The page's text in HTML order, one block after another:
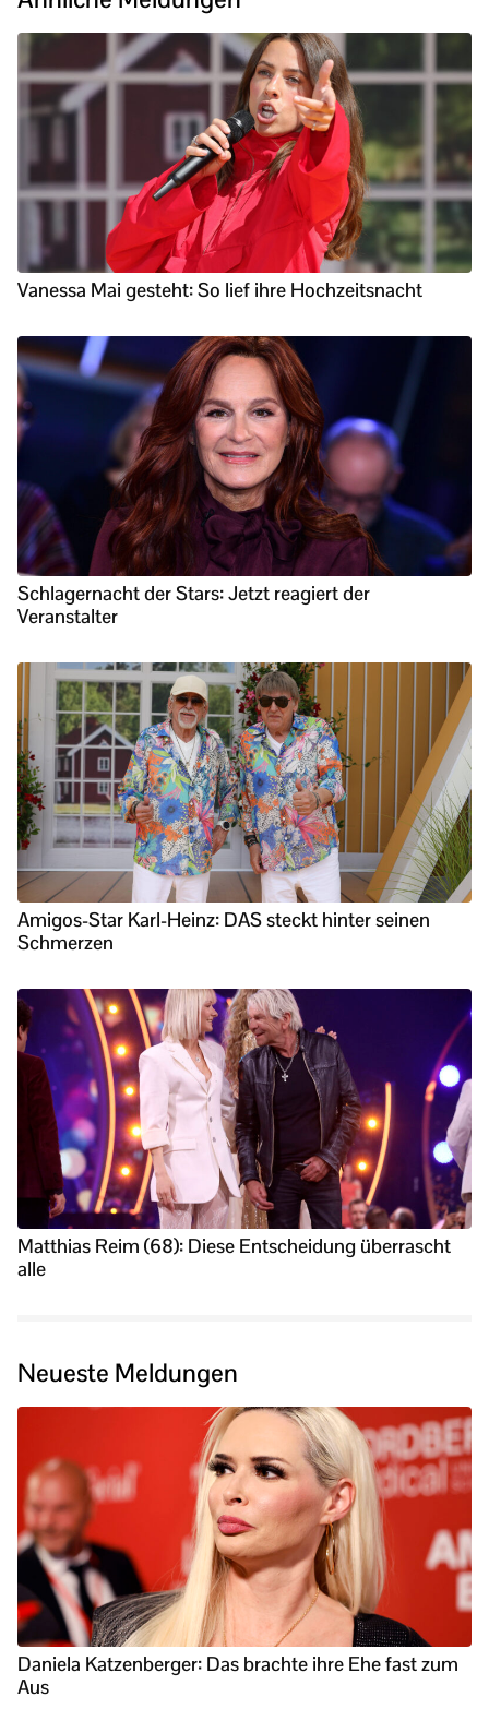
Vanessa Mai gesteht: So lief ihre Hochzeitsnacht
Schlagernacht der Stars: Jetzt reagiert der
Veranstalter
Amigos-Star Karl-Heinz: DAS steckt hinter seinen
Schmerzen
Matthias Reim (68): Diese Entscheidung überrascht
alle
Neueste Meldungen
Daniela Katzenberger: Das brachte ihre Ehe fast zum
Aus